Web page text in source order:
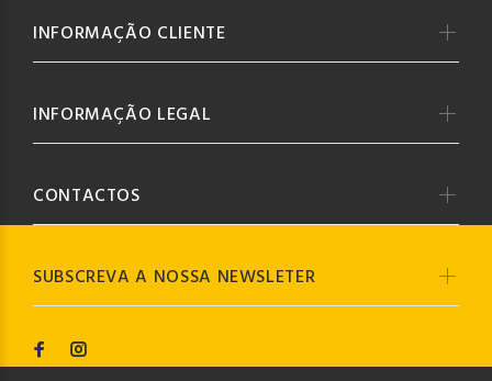
SUBSCREVA A NOSSA NEWSLETER
INFORMAÇÃO CLIENTE
INFORMAÇÃO LEGAL
CONTACTOS